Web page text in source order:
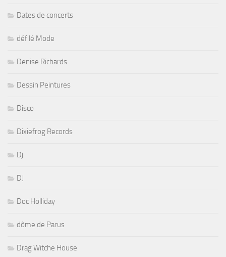
défilé Mode
Denise Richards
Dessin Peintures
Disco
Dixiefrog Records
Dj
DJ
Doc Holliday
dôme de Parus
Drag Witche House
Drouot Productions